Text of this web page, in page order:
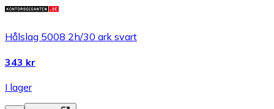
Hålslag 5008 2h/30 ark svart
343 kr
I lager